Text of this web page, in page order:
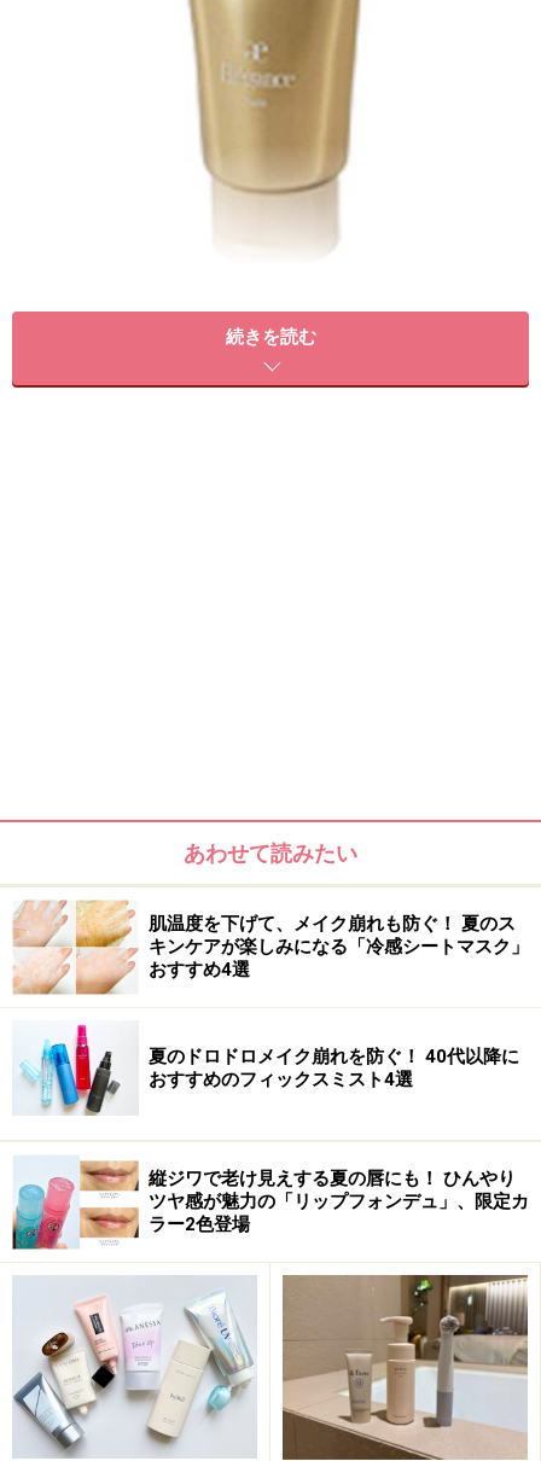
一見ただのボディクリームですが、肌にのばしたとたん
に上品なパールが肌に広がります。少量でもよくのび、
はコチラ
※記事内容は執筆時点のものです。最新の内容をご確認くださ
い。
※個人の体質、また、誤った方法による実践に起因して肌荒れや
不調を引き起こす場合があります。実践の際には、必ず自身の体
質及び健康状態を十分に考慮し、正しい方法で行ってください。
また、全ての方への有効性を保証するものではありません。
1/ 2 次のページへ
続きを読む
あわせて読みたい
肌温度を下げて、メイク崩れも防ぐ！ 夏のス
キンケアが楽しみになる「冷感シートマスク」
おすすめ4選
夏のドロドロメイク崩れを防ぐ！ 40代以降に
おすすめのフィックスミスト4選
縦ジワで老け見えする夏の唇にも！ ひんやり
ツヤ感が魅力の「リップフォンデュ」、限定カ
ラー2色登場